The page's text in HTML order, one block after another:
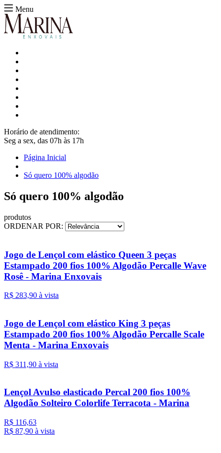
Menu
Horário de atendimento:
Seg a sex, das 07h às 17h
Página Inicial
Só quero 100% algodão
Só quero 100% algodão
produtos
ORDENAR POR:
Jogo de Lençol com elástico Queen 3 peças
Estampado 200 fios 100% Algodão Percalle Wave
Rosê - Marina Enxovais
R$ 283,90 à vista
Jogo de Lençol com elástico King 3 peças
Estampado 200 fios 100% Algodão Percalle Scale
Menta - Marina Enxovais
R$ 311,90 à vista
Lençol Avulso elasticado Percal 200 fios 100%
Algodão Solteiro Colorlife Terracota - Marina
R$ 116,63
R$ 87,90 à vista